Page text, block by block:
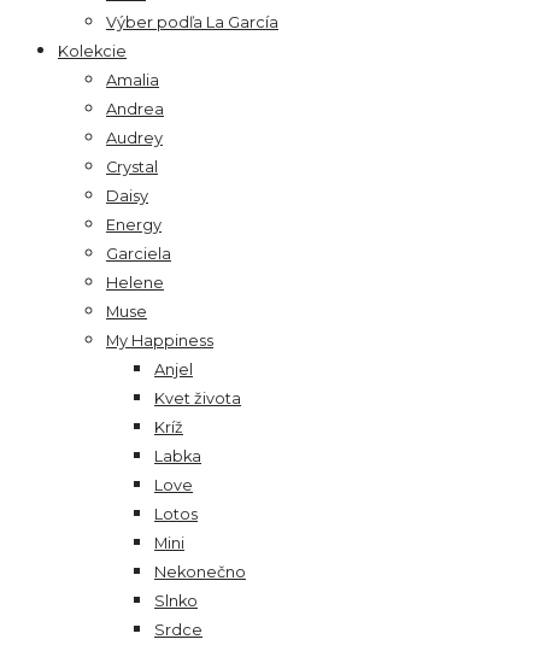
Výber podľa La García
Kolekcie
Amalia
Andrea
Audrey
Crystal
Daisy
Energy
Garciela
Helene
Muse
My Happiness
Anjel
Kvet života
Kríž
Labka
Love
Lotos
Mini
Nekonečno
Slnko
Srdce